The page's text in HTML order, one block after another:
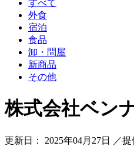
すべて
外食
宿泊
食品
卸・問屋
新商品
その他
株式会社ベン
更新日： 2025年04月27日 ／